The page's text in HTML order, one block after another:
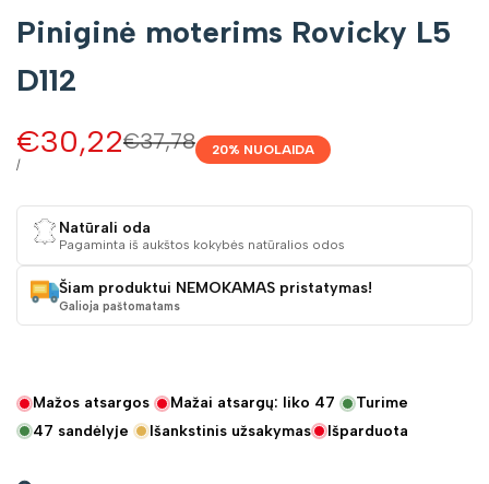
Piniginė moterims Rovicky L5
D112
Įprasta
€37,78
Pardavimo
kaina
€30,22
VIENETO
/
20% NUOLAIDA
Natūrali oda
Pagaminta iš aukštos kokybės natūralios odos
Šiam produktui NEMOKAMAS pristatymas!
Galioja paštomatams
Mažos atsargos Mažai atsargų: liko 47
Turime
47 sandėlyje Išankstinis užsakymas Išparduota